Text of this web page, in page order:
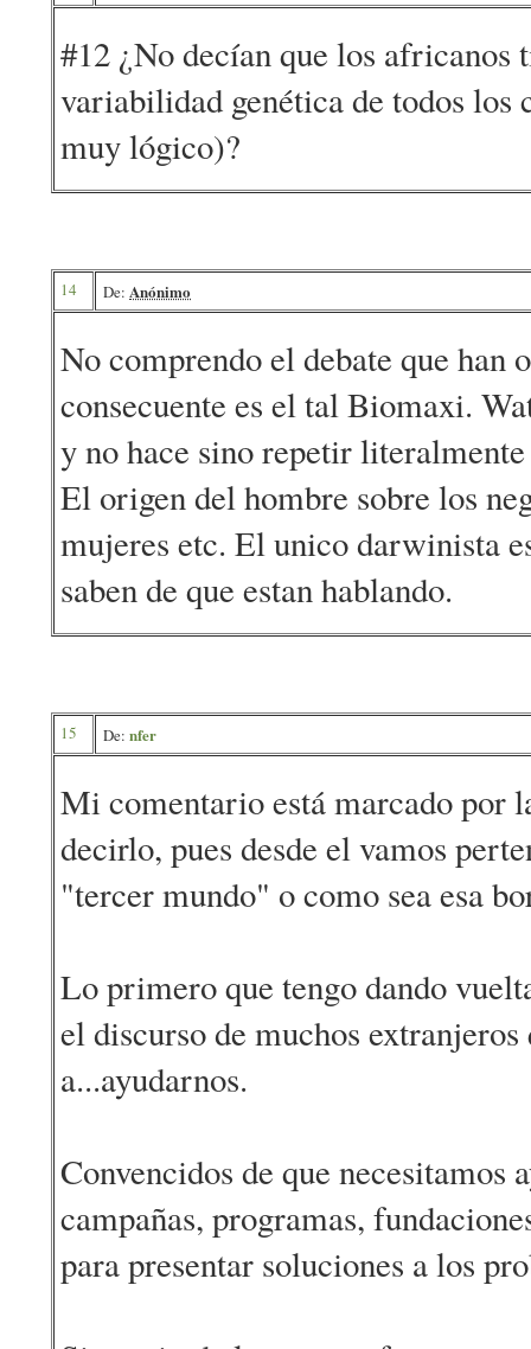
#12 ¿No decían que los africanos
variabilidad genética de todos los
muy lógico)?
14 De: Anónimo
No comprendo el debate que han
consecuente es el tal Biomaxi.
y no hace sino repetir
El origen del hombre sobre los
mujeres etc. El unico darwinista
saben de que estan hablando.
15 De: nfer
Mi comentario está marcado por
decirlo, pues desde el vamos
"tercer mundo" o como sea esa
Lo primero que tengo dando
el discurso de muchos
a...ayudarnos.
Convencidos de que necesitamos
campañas, programas,
para presentar soluciones a los